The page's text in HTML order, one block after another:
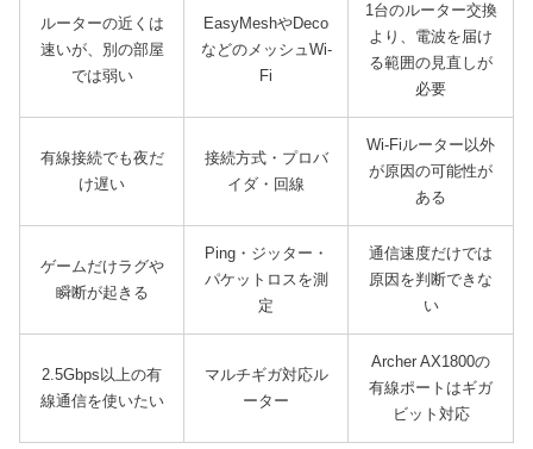
ルーターの近くは
速いが、別の部屋
では弱い
EasyMeshやDeco
などのメッシュWi-
Fi
1台のルーター交換
より、電波を届け
る範囲の見直しが
必要
有線接続でも夜だ
け遅い
接続方式・プロバ
イダ・回線
Wi-Fiルーター以外
が原因の可能性が
ある
ゲームだけラグや
瞬断が起きる
Ping・ジッター・
パケットロスを測
定
通信速度だけでは
原因を判断できな
い
2.5Gbps以上の有
線通信を使いたい
マルチギガ対応ル
ーター
Archer AX1800の
有線ポートはギガ
ビット対応